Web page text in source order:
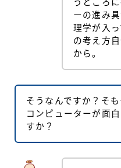
うところ
ーの進み
理学が入
の考え方
から。
そうなんですか？そ
コンピューターが面
すか？